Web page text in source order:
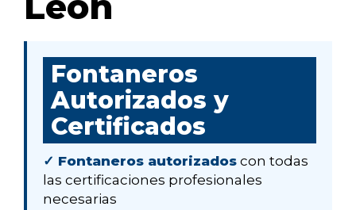
Fontaneros
Autorizados y
Certificados
✓ Fontaneros autorizados con todas
las certificaciones profesionales
necesarias